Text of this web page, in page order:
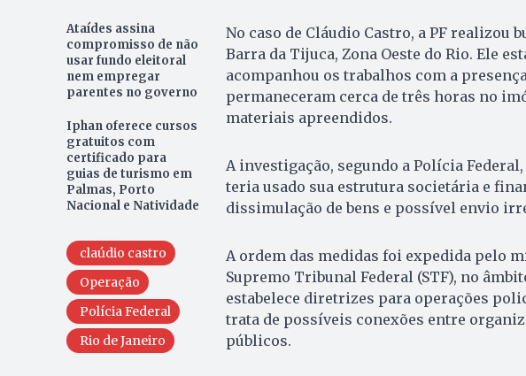
Ataídes assina
compromisso de não
usar fundo eleitoral
nem empregar
parentes no governo
Iphan oferece cursos
gratuitos com
certificado para
guias de turismo em
Palmas, Porto
Nacional e Natividade
claúdio castro
Operação
Polícia Federal
Rio de Janeiro
No caso de Cláudio Castro, a PF realizou
Barra da Tijuca, Zona Oeste do Rio. Ele
acompanhou os trabalhos com a
permaneceram cerca de três horas no
materiais apreendidos.
A investigação, segundo a Polícia
teria usado sua estrutura societária e
dissimulação de bens e possível envio
A ordem das medidas foi expedida pelo
Supremo Tribunal Federal (STF), no
estabelece diretrizes para operações
trata de possíveis conexões entre
públicos.